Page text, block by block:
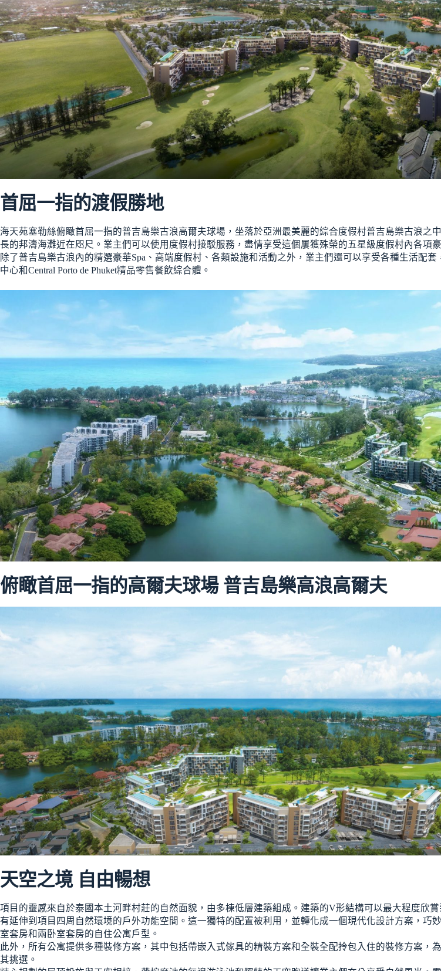
首屈一指的渡假勝地
海天苑塞勒絲俯瞰首屈一指的普吉島樂古浪高爾夫球場，坐落於亞洲最美麗的綜合度假村普吉島樂古浪之
長的邦濤海灘近在咫尺。業主們可以使用度假村接駁服務，盡情享受這個屢獲殊榮的五星級度假村內各項
除了普吉島樂古浪內的精選豪華Spa、高端度假村、各類設施和活動之外，業主們還可以享受各種生活配套
中心和Central Porto de Phuket精品零售餐飲綜合體。
俯瞰首屈一指的高爾夫球場 普吉島樂高浪高爾夫
天空之境 自由暢想
項目的靈感來自於泰國本土河畔村莊的自然面貌，由多棟低層建築組成。建築的V形結構可以最大程度欣
有延伸到項目四周自然環境的戶外功能空間。這一獨特的配置被利用，並轉化成一個現代化設計方案，巧
室套房和兩卧室套房的自住公寓戶型。
此外，所有公寓提供多種裝修方案，其中包括帶嵌入式傢具的精裝方案和全裝全配拎包入住的裝修方案，
其挑選。